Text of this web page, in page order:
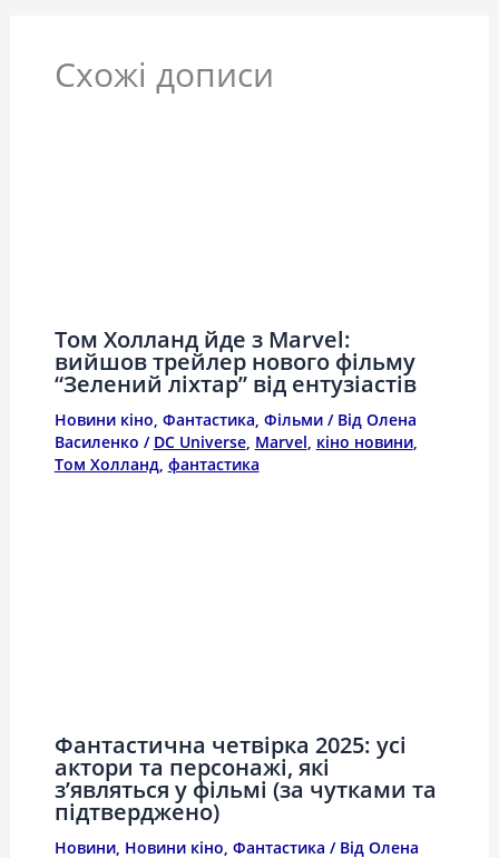
Схожі дописи
Том Холланд йде з Marvel:
вийшов трейлер нового фільму
“Зелений ліхтар” від ентузіастів
Новини кіно, Фантастика, Фільми/ Від Олена
Василенко / DC Universe, Marvel, кіно новини,
Том Холланд, фантастика
Фантастична четвірка 2025: усі
актори та персонажі, які
з’являться у фільмі (за чутками та
підтверджено)
Новини, Новини кіно, Фантастика / Від Олена